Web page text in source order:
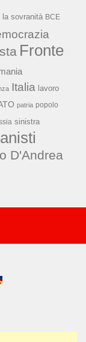
la sovranità BCE
Fronte
Italia lavoro
patria popolo
sinistra
D'Andrea